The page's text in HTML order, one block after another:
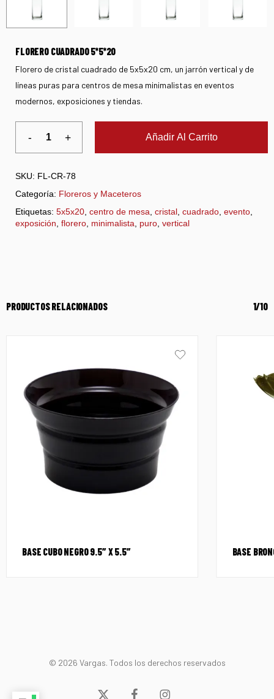
FLORERO CUADRADO 5*5*20
Florero de cristal cuadrado de 5x5x20 cm, un jarrón vertical y de
líneas puras para centros de mesa minimalistas en eventos
modernos, exposiciones y tiendas.
Añadir Al Carrito
SKU: FL-CR-78
Categoría: Floreros y Maceteros
Etiquetas: 5x5x20 centro de mesa cristal cuadrado evento
exposición florero minimalista puro vertical
PRODUCTOS RELACIONADOS 1/10
BASE CUBO NEGRO 9.5″ X 5.5″ BASE
© 2026 Vargas. Todos los derechos reservados
x- facebookinstagram